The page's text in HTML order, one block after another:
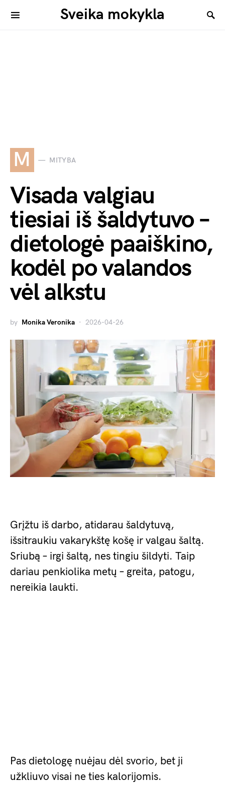
Sveika mokykla
M MITYBA
Visada valgiau
tiesiai iš šaldytuvo –
dietologė paaiškino,
kodėl po valandos
vėl alkstu
by Monika Veronika 2026-04-26
Grįžtu iš darbo, atidarau šaldytuvą,
išsitraukiu vakarykštę košę ir valgau šaltą.
Sriubą – irgi šaltą, nes tingiu šildyti. Taip
dariau penkiolika metų – greita, patogu,
nereikia laukti.
Pas dietologę nuėjau dėl svorio, bet ji
užkliuvo visai ne ties kalorijomis.